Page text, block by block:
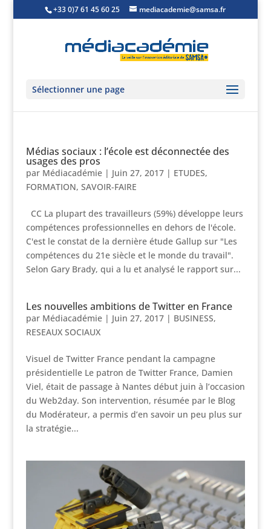
+33 0)7 61 45 60 25 mediacademie@samsa.fr
Sélectionner une page
Médias sociaux : l’école est déconnectée des
usages des pros
par Médiacadémie| Juin 27, 2017| ETUDES,
FORMATION, SAVOIR-FAIRE
CC La plupart des travailleurs (59%) développe leurs
compétences professionnelles en dehors de l'école.
C'est le constat de la dernière étude Gallup sur "Les
compétences du 21e siècle et le monde du travail".
Selon Gary Brady, qui a lu et analysé le rapport sur...
Les nouvelles ambitions de Twitter en France
par Médiacadémie| Juin 27, 2017| BUSINESS,
RESEAUX SOCIAUX
Visuel de Twitter France pendant la campagne
présidentielle Le patron de Twitter France, Damien
Viel, était de passage à Nantes début juin à l’occasion
du Web2day. Son intervention, résumée par le Blog
du Modérateur, a permis d’en savoir un peu plus sur
la stratégie...